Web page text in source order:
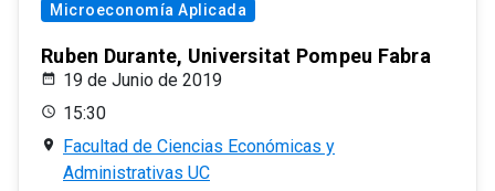
Microeconomía Aplicada
Ruben Durante, Universitat Pompeu Fabra
19 de Junio de 2019
15:30
Facultad de Ciencias Económicas y
Administrativas UC